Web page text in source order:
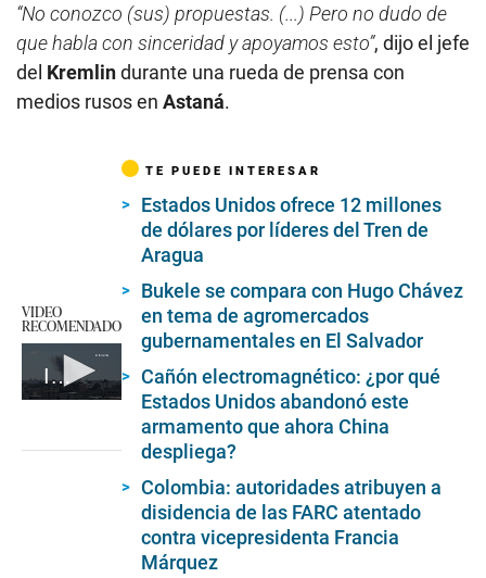
“No conozco (sus) propuestas. (...) Pero no dudo de
que habla con sinceridad y apoyamos esto”, dijo el jefe
del Kremlindurante una rueda de prensa con
medios rusos en Astaná.
VIDEO
RECOMENDADO
Irán lanza un ataque con drones contra Israel
TE PUEDE INTERESAR
Estados Unidos ofrece 12 millones
de dólares por líderes del Tren de
Aragua
Bukele se compara con Hugo Chávez
en tema de agromercados
gubernamentales en El Salvador
Cañón electromagnético: ¿por qué
Estados Unidos abandonó este
armamento que ahora China
despliega?
Colombia: autoridades atribuyen a
disidencia de las FARC atentado
contra vicepresidenta Francia
Márquez